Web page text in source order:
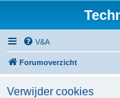
V&A
Forumoverzicht
Verwijder cookies